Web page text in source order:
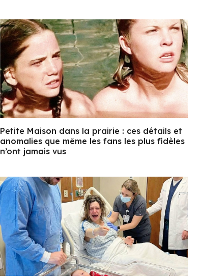
Petite Maison dans la prairie : ces détails et
anomalies que même les fans les plus fidèles
n’ont jamais vus